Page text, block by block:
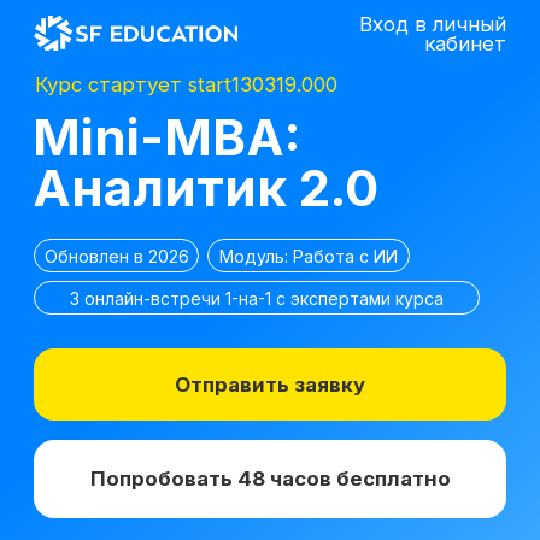
Вход в личный
кабинет
Обновлен в 2026 Модуль: Работа с ИИ
Mini-MBA:
Аналитик 2.0
Отправить заявку
*
ДПО в 2021 г.
2 место в номинации